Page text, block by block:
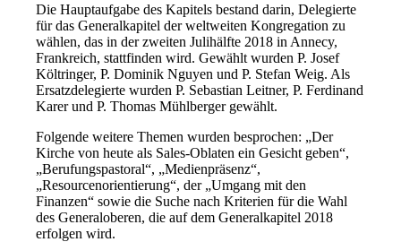
Die Hauptaufgabe des Kapitels bestand darin, Delegierte
für das Generalkapitel der weltweiten Kongregation zu
wählen, das in der zweiten Julihälfte 2018 in Annecy,
Frankreich, stattfinden wird. Gewählt wurden P. Josef
Költringer, P. Dominik Nguyen und P. Stefan Weig. Als
Ersatzdelegierte wurden P. Sebastian Leitner, P. Ferdinand
Karer und P. Thomas Mühlberger gewählt.
Folgende weitere Themen wurden besprochen: „Der
Kirche von heute als Sales-Oblaten ein Gesicht geben“,
„Berufungspastoral“, „Medienpräsenz“,
„Resourcenorientierung“, der „Umgang mit den
Finanzen“ sowie die Suche nach Kriterien für die Wahl
des Generaloberen, die auf dem Generalkapitel 2018
erfolgen wird.